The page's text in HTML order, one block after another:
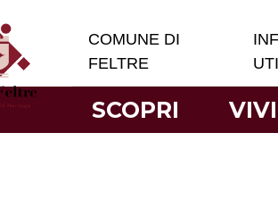
COMUNE DI
FELTRE
SCOPRI VIVI